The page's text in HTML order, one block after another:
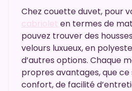
Chez couette duvet, pour
cabriolet en termes de
pouvez trouver des
velours luxueux, en
d’autres options. Chaque
propres avantages, que
confort, de facilité